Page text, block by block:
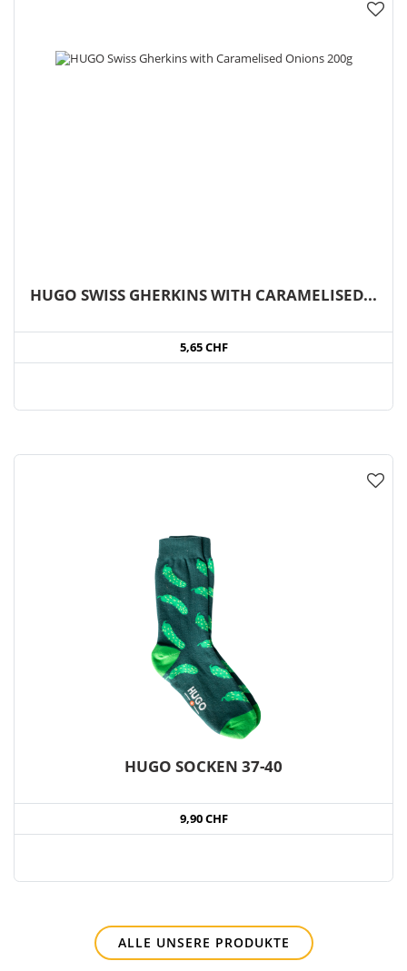
HUGO SWISS GHERKINS WITH CARAMELISED...
5,65 CHF
HUGO SOCKEN 37-40
9,90 CHF
ALLE UNSERE PRODUKTE